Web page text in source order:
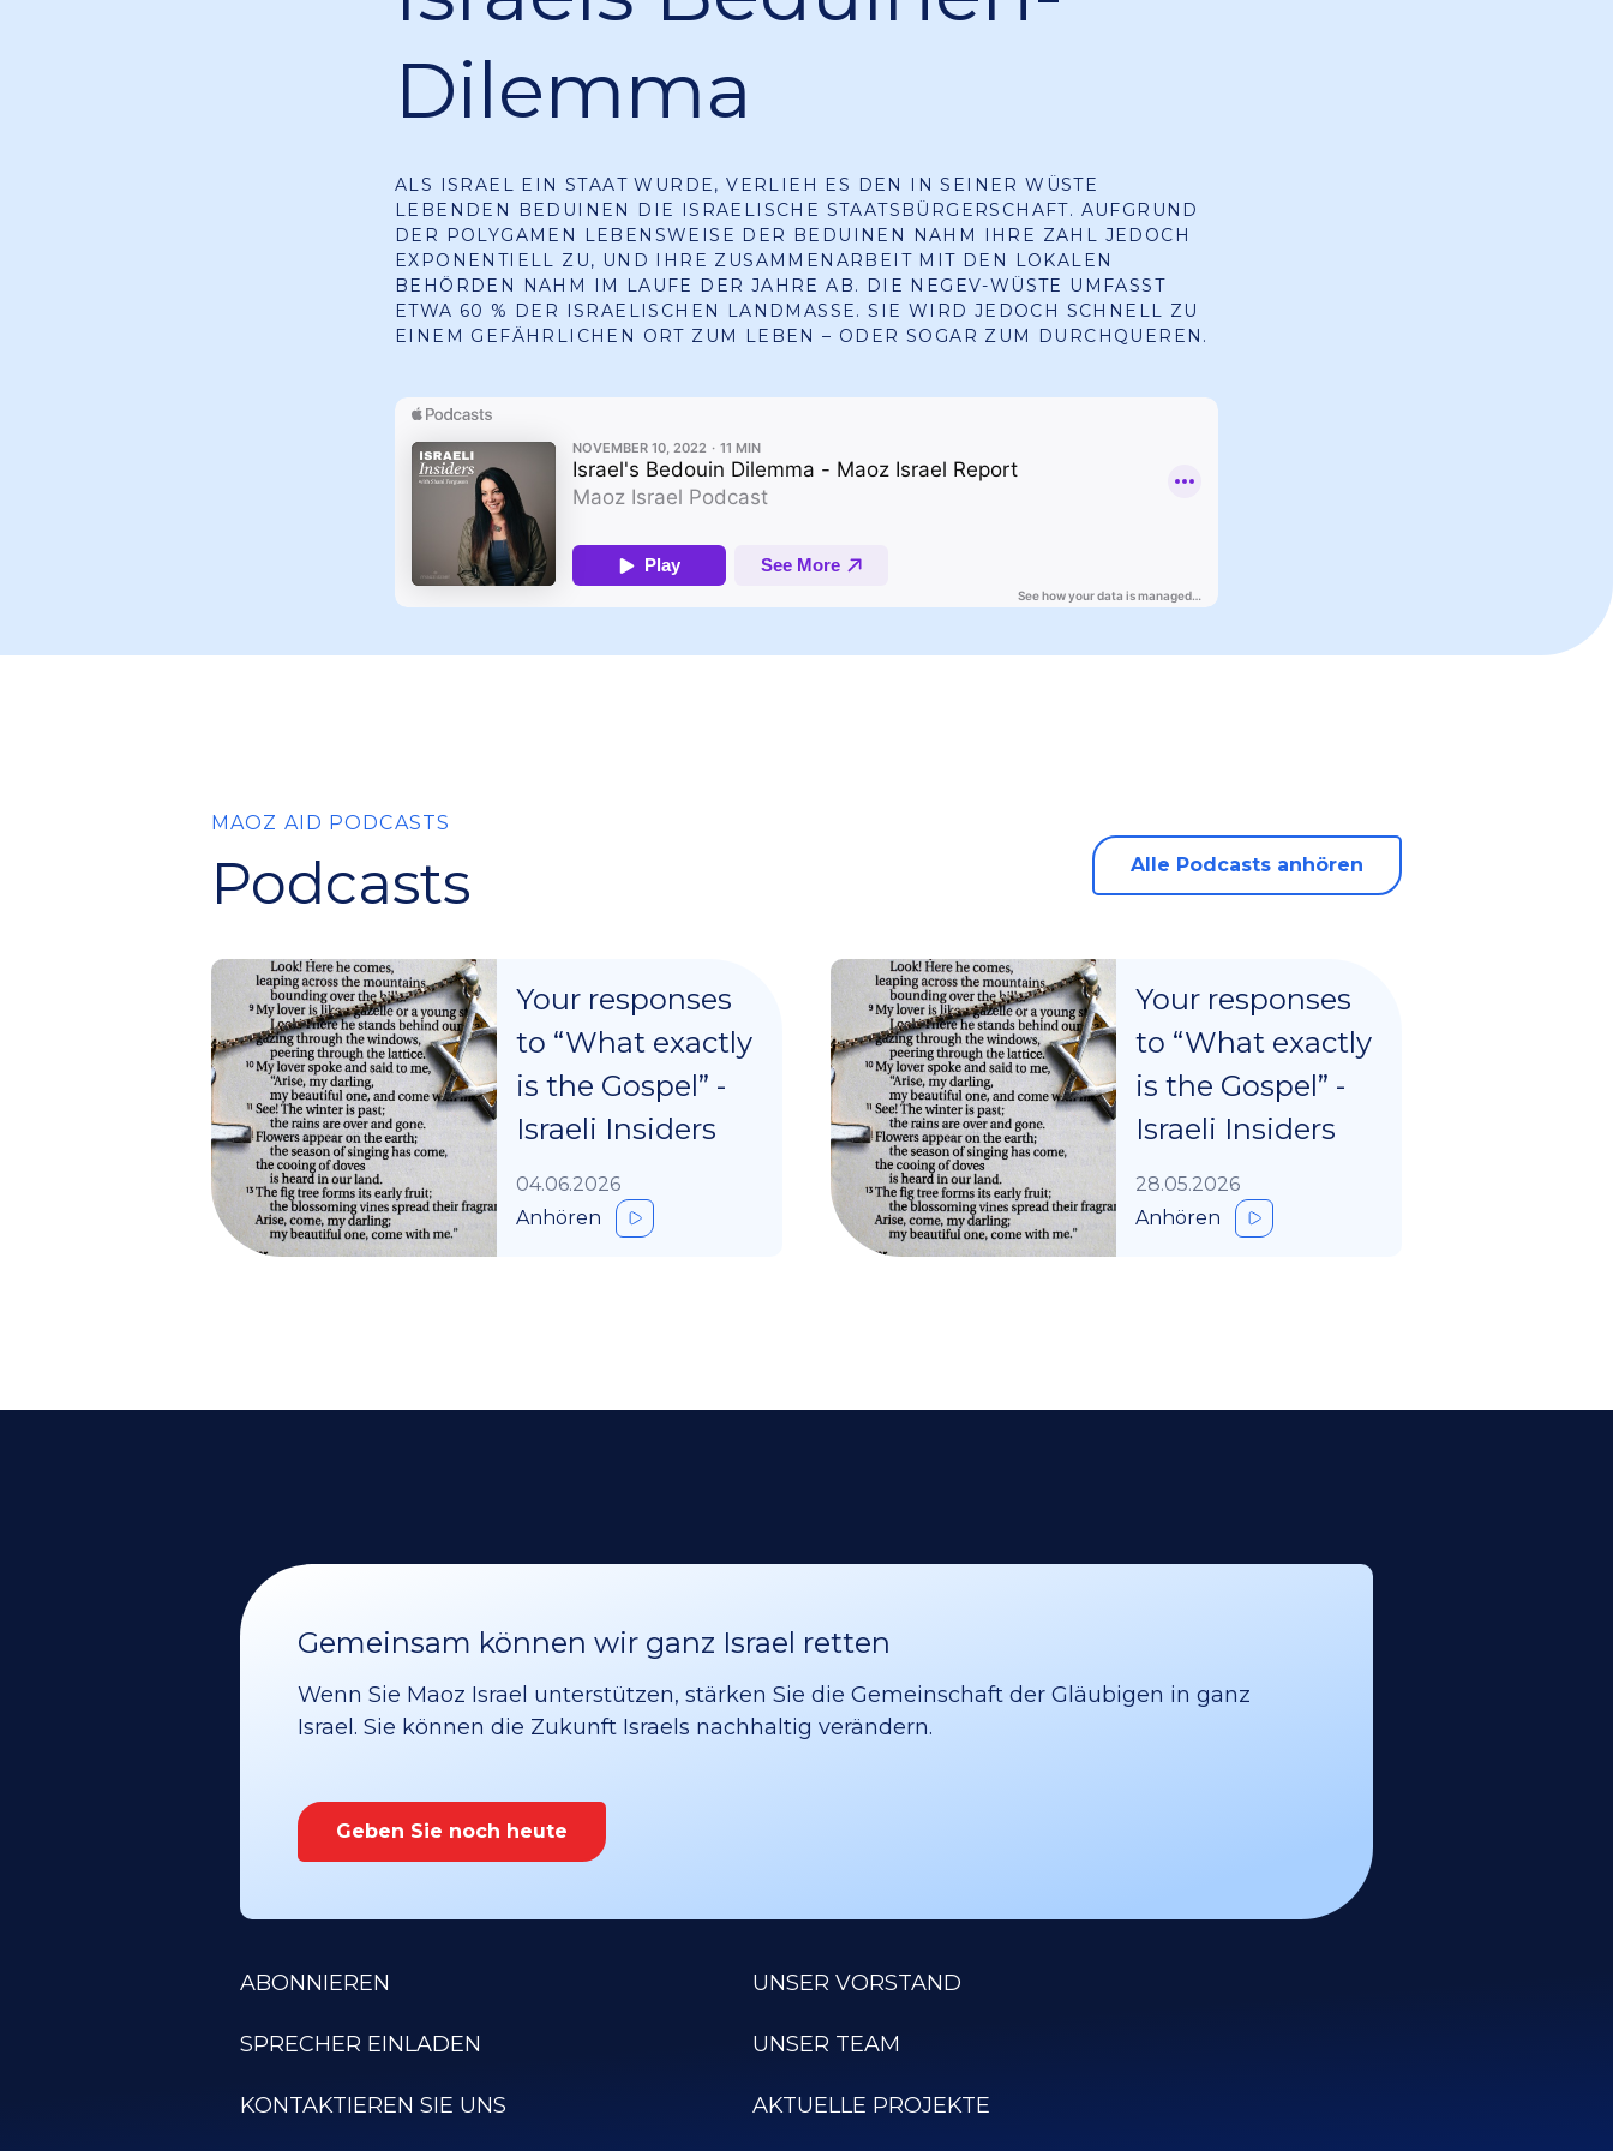
Dilemma
ALS ISRAEL EIN STAAT WURDE, VERLIEH ES DEN IN SEINER WÜSTE
LEBENDEN BEDUINEN DIE ISRAELISCHE STAATSBÜRGERSCHAFT. AUFGRUND
DER POLYGAMEN LEBENSWEISE DER BEDUINEN NAHM IHRE ZAHL JEDOCH
EXPONENTIELL ZU, UND IHRE ZUSAMMENARBEIT MIT DEN LOKALEN
BEHÖRDEN NAHM IM LAUFE DER JAHRE AB. DIE NEGEV-WÜSTE UMFASST
ETWA 60 % DER ISRAELISCHEN LANDMASSE. SIE WIRD JEDOCH SCHNELL ZU
EINEM GEFÄHRLICHEN ORT ZUM LEBEN – ODER SOGAR ZUM DURCHQUEREN.
MAOZ AID PODCASTS
Podcasts Alle Podcasts anhören
Your responses
to “What exactly
is the Gospel” -
Israeli Insiders
04.06.2026
Anhören
Your responses
to “What exactly
is the Gospel” -
Israeli Insiders
28.05.2026
Anhören
Gemeinsam können wir ganz Israel retten
Wenn Sie Maoz Israel unterstützen, stärken Sie die Gemeinschaft der Gläubigen in ganz
Israel. Sie können die Zukunft Israels nachhaltig verändern.
Geben Sie noch heute
ABONNIEREN
SPRECHER EINLADEN
KONTAKTIEREN SIE UNS
UNSER VORSTAND
UNSER TEAM
AKTUELLE PROJEKTE